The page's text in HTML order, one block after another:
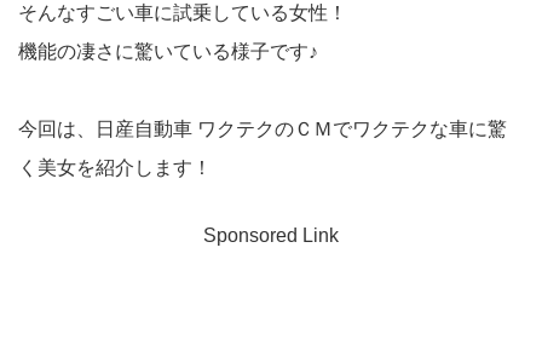
そんなすごい車に試乗している女性！
機能の凄さに驚いている様子です♪
今回は、日産自動車 ワクテクのＣＭでワクテクな車に驚
く美女を紹介します！
Sponsored Link